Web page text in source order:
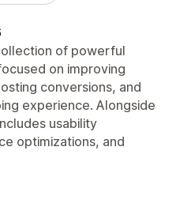
of powerful
on improving
conversions, and
experience. Alongside
usability
optimizations, and